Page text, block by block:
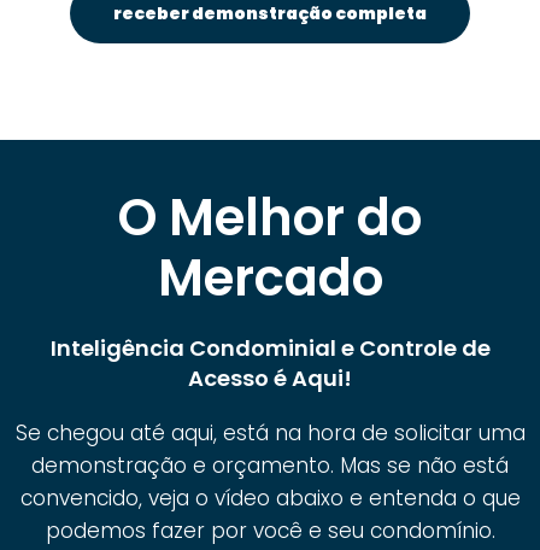
receber demonstração completa
O Melhor do
Mercado
Inteligência Condominial e Controle de
Acesso é Aqui!
Se chegou até aqui, está na hora de solicitar uma
demonstração e orçamento. Mas se não está
convencido, veja o vídeo abaixo e entenda o que
podemos fazer por você e seu condomínio.